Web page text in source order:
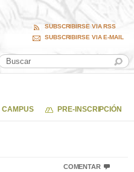
SUBSCRIBIRSE VIA RSS
SUBSCRIBIRSE VIA E-MAIL
CAMPUS PRE-INSCRIPCIÓN
COMENTAR